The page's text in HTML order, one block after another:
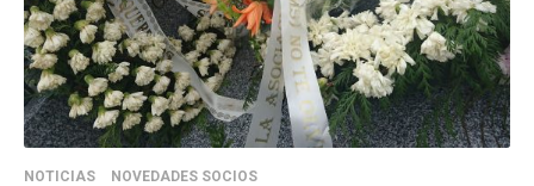
NOTICIAS NOVEDADES SOCIOS